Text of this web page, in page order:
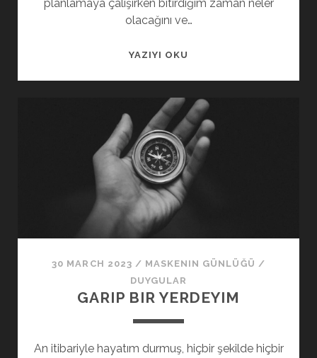
planlamaya çalışırken bitirdiğim zaman neler
olacağını ve…
YAZIYI OKU
ÇALIŞMAYI
SEVIYORUM
30 MARCH 2023 / MASKENIN GÜNLÜĞÜ /
DUYGULAR
GARIP BIR YERDEYIM
An itibariyle hayatım durmuş, hiçbir şekilde hiçbir